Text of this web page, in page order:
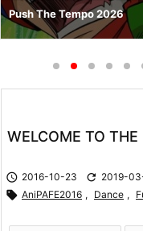
Push The Tempo 2026
WELCOME TO THE
 2016-10-23  2019-
 AniPAFE2016 , Dance ,